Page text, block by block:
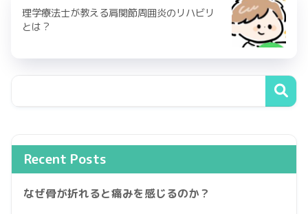
理学療法士が教える肩関節周囲炎のリハビリ
とは？
Recent Posts
なぜ骨が折れると痛みを感じるのか？